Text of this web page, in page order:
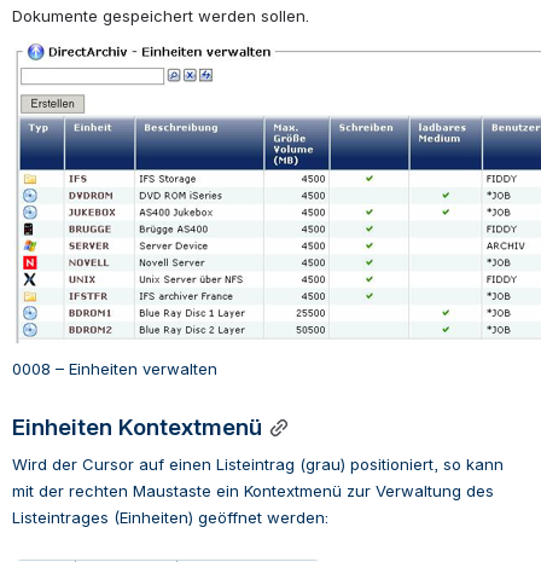
Dokumente gespeichert werden sollen.
0008 – Einheiten verwalten
Einheiten Kontextmenü
Wird der Cursor auf einen Listeintrag (grau) positioniert, so kann
mit der rechten Maustaste ein Kontextmenü zur Verwaltung des
Listeintrages (Einheiten) geöffnet werden: